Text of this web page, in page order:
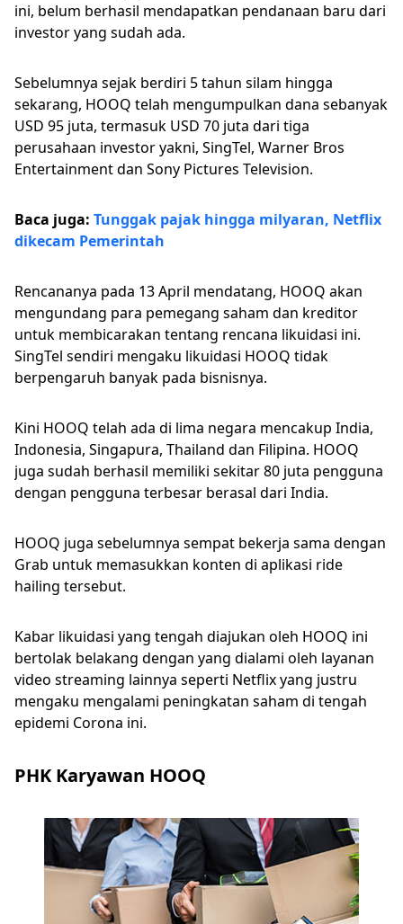
ini, belum berhasil mendapatkan pendanaan baru dari
investor yang sudah ada.
Sebelumnya sejak berdiri 5 tahun silam hingga
sekarang, HOOQ telah mengumpulkan dana sebanyak
USD 95 juta, termasuk USD 70 juta dari tiga
perusahaan investor yakni, SingTel, Warner Bros
Entertainment dan Sony Pictures Television.
Baca juga: Tunggak pajak hingga milyaran, Netflix
dikecam Pemerintah
Rencananya pada 13 April mendatang, HOOQ akan
mengundang para pemegang saham dan kreditor
untuk membicarakan tentang rencana likuidasi ini.
SingTel sendiri mengaku likuidasi HOOQ tidak
berpengaruh banyak pada bisnisnya.
Kini HOOQ telah ada di lima negara mencakup India,
Indonesia, Singapura, Thailand dan Filipina. HOOQ
juga sudah berhasil memiliki sekitar 80 juta pengguna
dengan pengguna terbesar berasal dari India.
HOOQ juga sebelumnya sempat bekerja sama dengan
Grab untuk memasukkan konten di aplikasi ride
hailing tersebut.
Kabar likuidasi yang tengah diajukan oleh HOOQ ini
bertolak belakang dengan yang dialami oleh layanan
video streaming lainnya seperti Netflix yang justru
mengaku mengalami peningkatan saham di tengah
epidemi Corona ini.
PHK Karyawan HOOQ